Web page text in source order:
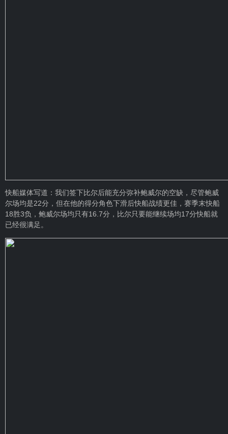
快船媒体写道：我们签下比尔后能充分弥补鲍威尔的空缺，尽管鲍威
尔场均是22分，但在他的得分角色下滑后快船战绩更佳，赛季末快船
18胜3负，鲍威尔场均只有16.7分，比尔只要能继续场均17分快船就
已经很满足。